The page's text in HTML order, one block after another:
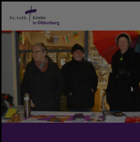
Zum Hauptinhalt springen